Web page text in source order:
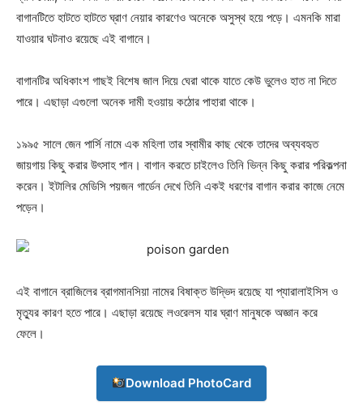
বাগানটিতে হাটতে হাটতে ঘ্রাণ নেয়ার কারণেও অনেকে অসুস্থ হয়ে পড়ে। এমনকি মারা
যাওয়ার ঘটনাও রয়েছে এই বাগানে।
বাগানটির অধিকাংশ গাছই বিশেষ জাল দিয়ে ঘেরা থাকে যাতে কেউ ভুলেও হাত না দিতে
পারে। এছাড়া এগুলো অনেক দামী হওয়ায় কঠোর পাহারা থাকে।
১৯৯৫ সালে জেন পার্সি নামে এক মহিলা তার স্বামীর কাছ থেকে তাদের অব্যবহৃত
জায়গায় কিছু করার উৎসাহ পান। বাগান করতে চাইলেও তিনি ভিন্ন কিছু করার পরিকল্পনা
করেন। ইটালির মেডিসি পয়জন গার্ডেন দেখে তিনি একই ধরণের বাগান করার কাজে নেমে
পড়েন।
এই বাগানে ব্রাজিলের ব্রাগমানসিয়া নামের বিষাক্ত উদ্ভিদ রয়েছে যা প্যারালাইসিস ও
মৃত্যুর কারণ হতে পারে। এছাড়া রয়েছে লওরেলস যার ঘ্রাণ মানুষকে অজ্ঞান করে
ফেলে।
Download PhotoCard